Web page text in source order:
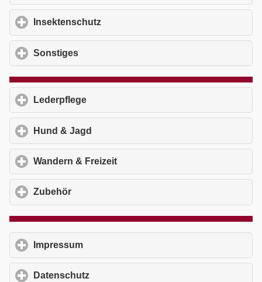
Insektenschutz
Sonstiges
Lederpflege
Hund & Jagd
Wandern & Freizeit
Zubehör
Impressum
Datenschutz